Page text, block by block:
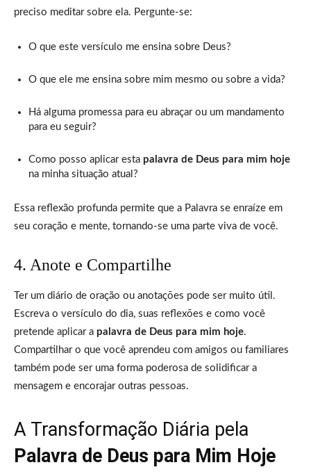
preciso meditar sobre ela. Pergunte-se:
O que este versículo me ensina sobre Deus?
O que ele me ensina sobre mim mesmo ou sobre a vida?
Há alguma promessa para eu abraçar ou um mandamento
para eu seguir?
Como posso aplicar esta palavra de Deus para mim hoje
na minha situação atual?
Essa reflexão profunda permite que a Palavra se enraíze em
seu coração e mente, tornando-se uma parte viva de você.
4. Anote e Compartilhe
Ter um diário de oração ou anotações pode ser muito útil.
Escreva o versículo do dia, suas reflexões e como você
pretende aplicar a palavra de Deus para mim hoje.
Compartilhar o que você aprendeu com amigos ou familiares
também pode ser uma forma poderosa de solidificar a
mensagem e encorajar outras pessoas.
A Transformação Diária pela
Palavra de Deus para Mim Hoje